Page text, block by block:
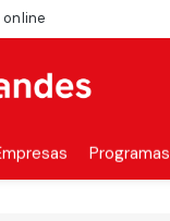
online
Programas